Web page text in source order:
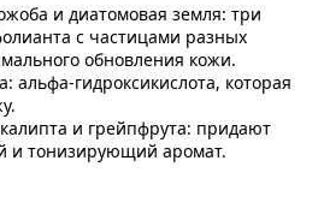
и диатомовая земля: три
с частицами разных
обновления кожи.
альфа-гидроксикислота, которая
и грейпфрута: придают
и тонизирующий аромат.